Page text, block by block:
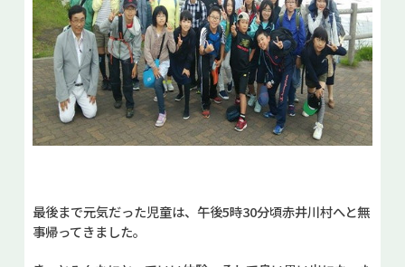
最後まで元気だった児童は、午後5時30分頃赤井川村へと無
事帰ってきました。